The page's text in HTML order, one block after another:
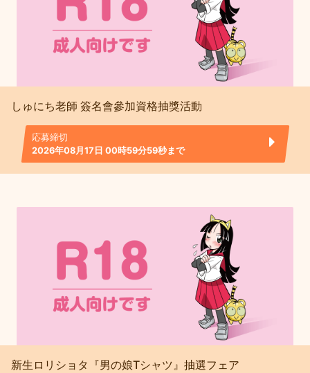
しゅにち老師 簽名會參加資格抽獎活動
応募締切
2026年08月17日 00時59分59秒まで
新生ロリショタ『男の娘Tシャツ』抽選フェア